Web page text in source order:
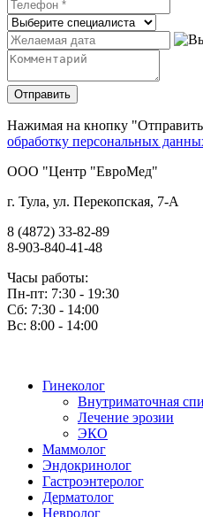
Нажимая на кнопку
обработку персональных
OOO "Центр "ЕвроМед"
г. Тула, ул. Перекопская, 7-А
8 (4872) 33-82-89
8-903-840-41-48
Часы работы:
Пн-пт: 7:30 - 19:30
Сб: 7:30 - 14:00
Вс: 8:00 - 14:00
Гинеколог
Внутриматочная
Лечение эрозии
ЭКО
Маммолог
Эндокринолог
Гастроэнтеролог
Дерматолог
Невролог